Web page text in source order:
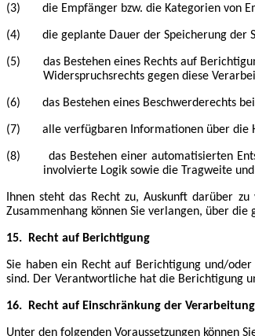
(3) die Empfänger bzw. die Kategorien von
(4) die geplante Dauer der Speicherung der
(5) das Bestehen eines Rechts auf
Widerspruchsrechts gegen diese
(6) das Bestehen eines Beschwerderechts bei
(7) alle verfügbaren Informationen über die
(8) das Bestehen einer automatisierten
involvierte Logik sowie die Tragweite
Ihnen steht das Recht zu, Auskunft darüber
Zusammenhang können Sie verlangen, über
15. Recht auf Berichtigung
Sie haben ein Recht auf Berichtigung und/
sind. Der Verantwortliche hat die Berichtigung
16. Recht auf Einschränkung der Verarbeitung
Unter den folgenden Voraussetzungen können